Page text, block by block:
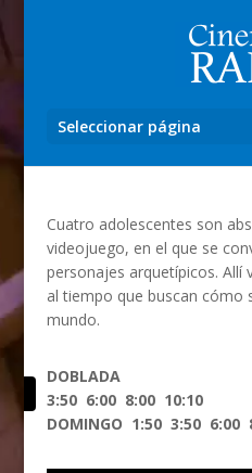
Seleccionar página
Cuatro adolescentes son
videojuego, en el que se
personajes arquetípicos. Allí
al tiempo que buscan cómo
mundo.
DOBLADA
3:50 6:00 8:00 10:10
DOMINGO 1:50 3:50 6:00